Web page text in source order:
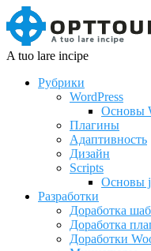
A tuo lare incipe
Рубрики
WordPress
Основы
Плагины
Адаптивность
Дизайн
Scripts
Основы
Разработки
Доработка
Доработка
Доработки